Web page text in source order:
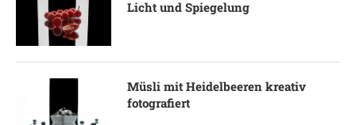
Licht und Spiegelung
Müsli mit Heidelbeeren kreativ
fotografiert